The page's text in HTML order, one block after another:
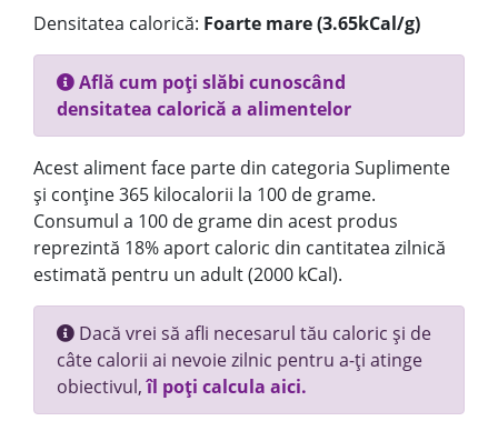
Densitatea calorică: Foarte mare (3.65kCal/g)
Află cum poți slăbi cunoscând
densitatea calorică a alimentelor
Acest aliment face parte din categoria Suplimente
și conține 365 kilocalorii la 100 de grame.
Consumul a 100 de grame din acest produs
reprezintă 18% aport caloric din cantitatea zilnică
estimată pentru un adult (2000 kCal).
Dacă vrei să afli necesarul tău caloric și de
câte calorii ai nevoie zilnic pentru a-ți atinge
obiectivul,îl poți calcula aici.